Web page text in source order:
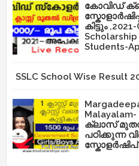
കോവിഡ്
കിട്ടും
Scholarship
Students-
SSLC School Wise Result
ക്ലാസ്
പഠിക്കുന്ന
സ്കോളർഷിപ്